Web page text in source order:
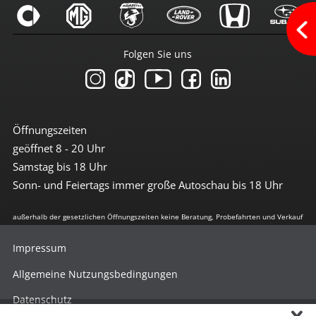
Multimedia
Bluetoothfunktion
Navi mit Touchscreen
Radio
Radio DAB
Radio mit Farbdisplay
Radio mit Touchscreen
Sprachsteuerung
Touchscreen
6x Airbag
Adaptives Kurvenlicht
Öffnungszeiten
geöffnet 8 - 20 Uhr
Samstag bis 18 Uhr
Sonn- und Feiertags immer große Autoschau bis 18 Uhr
Folgen Sie uns
außerhalb der gesetzlichen Öffnungszeiten keine Beratung, Probefahrten und Verkauf
Impressum
Allgemeine Nutzungsbedingungen
Datenschutz